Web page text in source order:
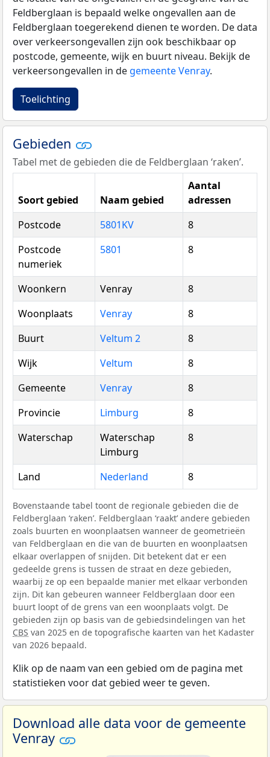
Feldberglaan is bepaald welke ongevallen aan de
Feldberglaan toegerekend dienen te worden. De data
over verkeersongevallen zijn ook beschikbaar op
postcode, gemeente, wijk en buurt niveau. Bekijk de
verkeersongevallen in de gemeente Venray.
Toelichting
Gebieden
Tabel met de gebieden die de Feldberglaan ‘raken’.
Soort gebied Naam gebied
Aantal
adressen
Postcode
5801KV
8
Postcode
numeriek
5801 8
Woonkern Venray
8
Woonplaats
Venray
8
Buurt
Veltum 2
8
Wijk
Veltum
8
Gemeente
Venray
8
Provincie
Limburg
8
Waterschap
Waterschap
Limburg
8
Land Nederland 8
Bovenstaande tabel toont de regionale gebieden die de
Feldberglaan ‘raken’. Feldberglaan ‘raakt’ andere gebieden
zoals buurten en woonplaatsen wanneer de geometrieën
van Feldberglaan en die van de buurten en woonplaatsen
elkaar overlappen of snijden. Dit betekent dat er een
gedeelde grens is tussen de straat en deze gebieden,
waarbij ze op een bepaalde manier met elkaar verbonden
zijn. Dit kan gebeuren wanneer Feldberglaan door een
buurt loopt of de grens van een woonplaats volgt. De
gebieden zijn op basis van de gebiedsindelingen van het
CBS van 2025 en de topografische kaarten van het Kadaster
van 2026 bepaald.
Klik op de naam van een gebied om de pagina met
statistieken voor dat gebied weer te geven.
Download alle data voor de gemeente
Venray